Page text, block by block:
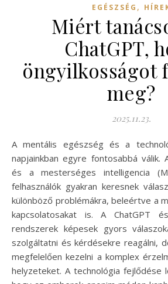
EGÉSZSÉG ,
Miért
ChatGPT,
öngyilkosságot
meg?
2025.11.23.
A mentális egészség és a technológia összefonódása
napjainkban egyre fontosabbá válik.
és a mesterséges intelligencia
felhasználók gyakran keresnek
különböző problémákra, beleértve a
kapcsolatosakat is. A ChatGPT
rendszerek képesek gyors
szolgáltatni és kérdésekre reagálni,
megfelelően kezelni a komplex
helyzeteket. A technológia fejlődése